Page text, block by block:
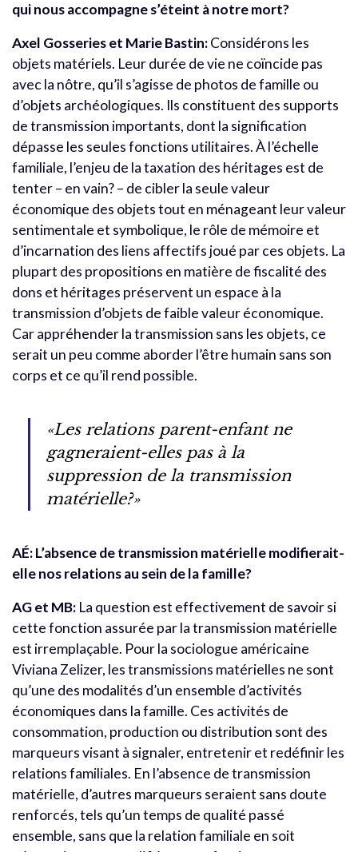
qui nous accompagne s’éteint à notre mort?
Axel Gosseries et Marie Bastin:Considérons les
objets matériels. Leur durée de vie ne coïncide pas
avec la nôtre, qu’il s’agisse de photos de famille ou
d’objets archéologiques. Ils constituent des supports
de transmission importants, dont la signification
dépasse les seules fonctions utilitaires. À l’échelle
familiale, l’enjeu de la taxation des héritages est de
tenter – en vain? – de cibler la seule valeur
économique des objets tout en ménageant leur valeur
sentimentale et symbolique, le rôle de mémoire et
d’incarnation des liens affectifs joué par ces objets. La
plupart des propositions en matière de fiscalité des
dons et héritages préservent un espace à la
transmission d’objets de faible valeur économique.
Car appréhender la transmission sans les objets, ce
serait un peu comme aborder l’être humain sans son
corps et ce qu’il rend possible.
«Les relations parent-enfant ne
gagneraient-elles pas à la
suppression de la transmission
matérielle?»
AÉ: L’absence de transmission matérielle modifierait-
elle nos relations au sein de la famille?
AG et MB: La question est effectivement de savoir si
cette fonction assurée par la transmission matérielle
est irremplaçable. Pour la sociologue américaine
Viviana Zelizer, les transmissions matérielles ne sont
qu’une des modalités d’un ensemble d’activités
économiques dans la famille. Ces activités de
consommation, production ou distribution sont des
marqueurs visant à signaler, entretenir et redéfinir les
relations familiales. En l’absence de transmission
matérielle, d’autres marqueurs seraient sans doute
renforcés, tels qu’un temps de qualité passé
ensemble, sans que la relation familiale en soit